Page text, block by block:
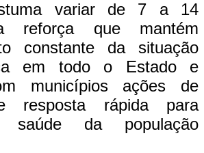
variar de 7 a 14
reforça que mantém
constante da situação
em todo o Estado e
municípios ações de
resposta rápida para
saúde da população